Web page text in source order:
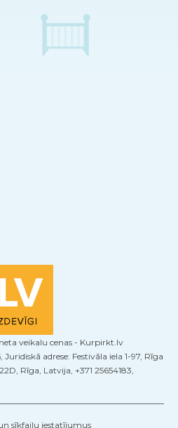
adrese: Festivāla iela 1-97, Rīga
Rīga, Latvija, +371 25654183,
sīkfailu iestatījumus